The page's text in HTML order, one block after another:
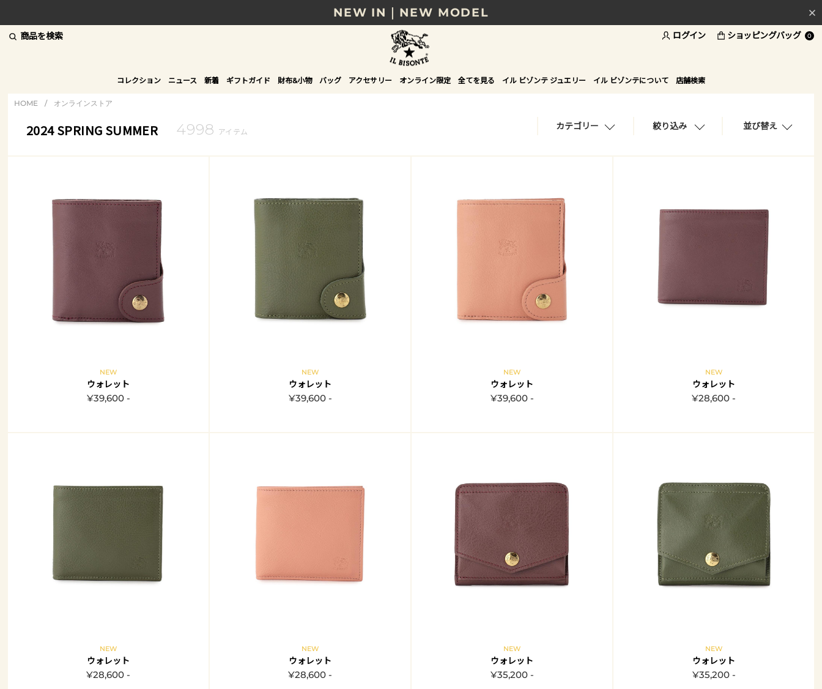
NEW IN｜NEW MODEL
8/17(月)10時まで｜税込11,000円以上で送料無料
贈る相手やシーンから選べる、新しいギフトガイド
NEW IN｜COLOR LEATHER
商品を検索 ログイン ショッピングバッグ 0
コレクション ニュース 新着 ギフトガイド 財布&小物 バッグ アクセサリー オンライン限定 全てを見る イル ビゾンテ ジュエリー イル ビゾンテについて 店舗検索
HOME / オンラインストア
2024 SPRING SUMMER 4998 アイテム
カテゴリー 絞り込み 並び替え
NEW
ウォレット
¥39,600 -
NEW
ウォレット
¥39,600 -
NEW
ウォレット
¥39,600 -
NEW
ウォレット
¥28,600 -
NEW
ウォレット
¥28,600 -
NEW
ウォレット
¥28,600 -
NEW
ウォレット
¥35,200 -
NEW
ウォレット
¥35,200 -